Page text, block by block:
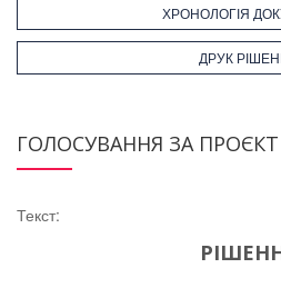
ХРОНОЛОГІЯ
ДРУК
ГОЛОСУВАННЯ ЗА
Текст: